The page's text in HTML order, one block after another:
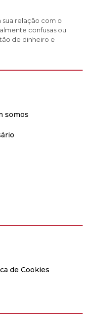
sua relação com o
confusas ou
de dinheiro e
somos
de Cookies